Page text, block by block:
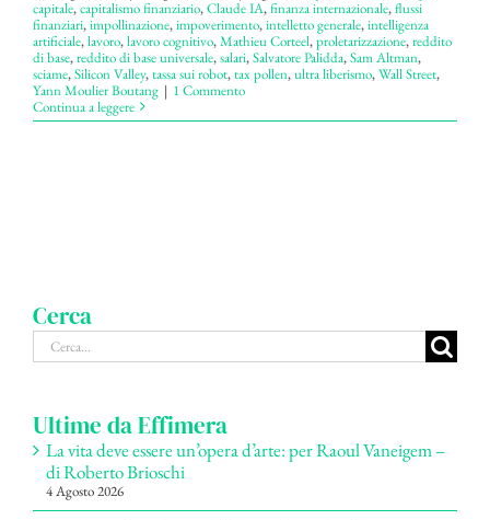
capitale,capitalismo finanziario,Claude IA,finanza internazionale,flussi
finanziari,impollinazione,impoverimento,intelletto generale,intelligenza
artificiale,lavoro,lavoro cognitivo,Mathieu Corteel,proletarizzazione,reddito
di base,reddito di base universale,salari,Salvatore Palidda,Sam Altman,
sciame,Silicon Valley,tassa sui robot,tax pollen,ultra liberismo,Wall Street,
Yann Moulier Boutang | 1 Commento
Continua a leggere
Cerca
Cerca
per:
Ultime da Effimera
La vita deve essere un’opera d’arte: per Raoul Vaneigem –
di Roberto Brioschi
4 Agosto 2026